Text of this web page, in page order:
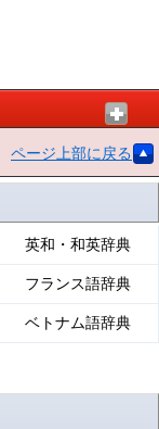
ページ上部に戻る
英和・和英辞典
フランス語辞典
ベトナム語辞典